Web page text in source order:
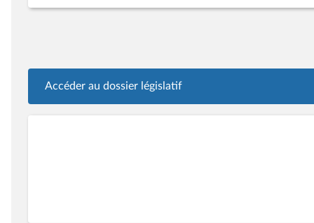
Accéder au dossier législatif